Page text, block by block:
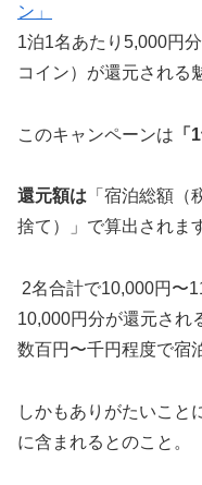
ン」
1泊1名あたり5,000円
コイン）が還元される
このキャンペーンは 「
還元額は 「宿泊総額（
捨て）」で算出されま
2名合計で10,000円〜
10,000円分が還元され
数百円〜千円程度で宿
しかもありがたいこと
に含まれるとのこと。